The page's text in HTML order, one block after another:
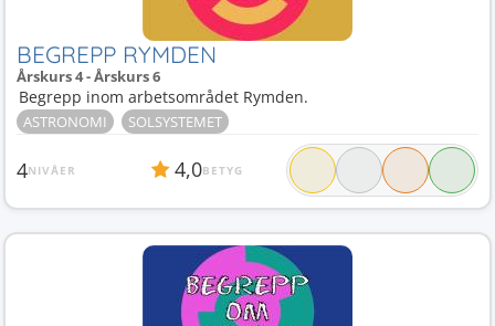
BEGREPP RYMDEN
Årskurs 4 - Årskurs 6
Begrepp inom arbetsområdet Rymden.
ASTRONOMI SOLSYSTEMET
4NIVÅER 4,0BETYG